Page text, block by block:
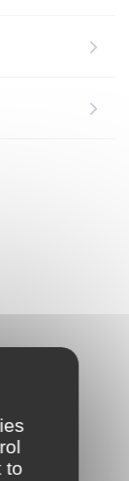
étoiles et
passionnés
to